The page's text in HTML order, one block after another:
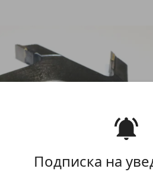
Подписка на